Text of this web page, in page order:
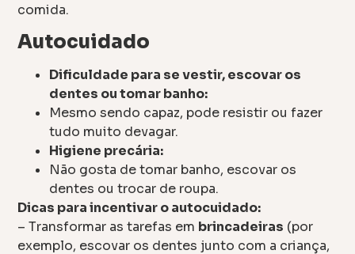
comida.
Autocuidado
Dificuldade para se vestir, escovar os
dentes ou tomar banho:
Mesmo sendo capaz, pode resistir ou fazer
tudo muito devagar.
Higiene precária:
Não gosta de tomar banho, escovar os
dentes ou trocar de roupa.
Dicas para incentivar o autocuidado:
– Transformar as tarefas em brincadeiras (por
exemplo, escovar os dentes junto com a criança,